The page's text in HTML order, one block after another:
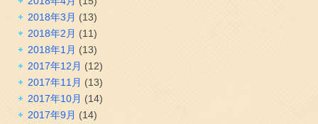
2018年3月 (13)
2018年2月 (11)
2018年1月 (13)
2017年12月 (12)
2017年11月 (13)
2017年10月 (14)
2017年9月 (14)